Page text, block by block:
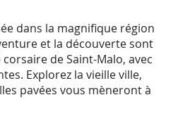
dans la magnifique région
et la découverte sont
de Saint-Malo, avec
Explorez la vieille ville,
pavées vous mèneront à